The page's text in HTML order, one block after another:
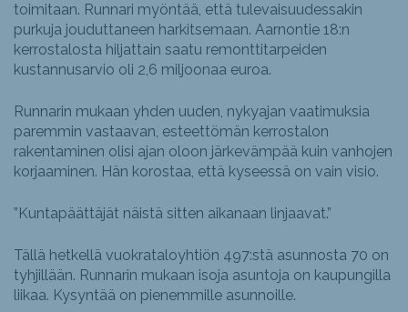
toimitaan. Runnari myöntää, että tulevaisuudessakin
purkuja jouduttaneen harkitsemaan. Aarnontie 18:n
kerrostalosta hiljattain saatu remonttitarpeiden
kustannusarvio oli 2,6 miljoonaa euroa.
Runnarin mukaan yhden uuden, nykyajan vaatimuksia
paremmin vastaavan, esteettömän kerrostalon
rakentaminen olisi ajan oloon järkevämpää kuin vanhojen
korjaaminen. Hän korostaa, että kyseessä on vain visio.
”Kuntapäättäjät näistä sitten aikanaan linjaavat.”
Tällä hetkellä vuokrataloyhtiön 497:stä asunnosta 70 on
tyhjillään. Runnarin mukaan isoja asuntoja on kaupungilla
liikaa. Kysyntää on pienemmille asunnoille.